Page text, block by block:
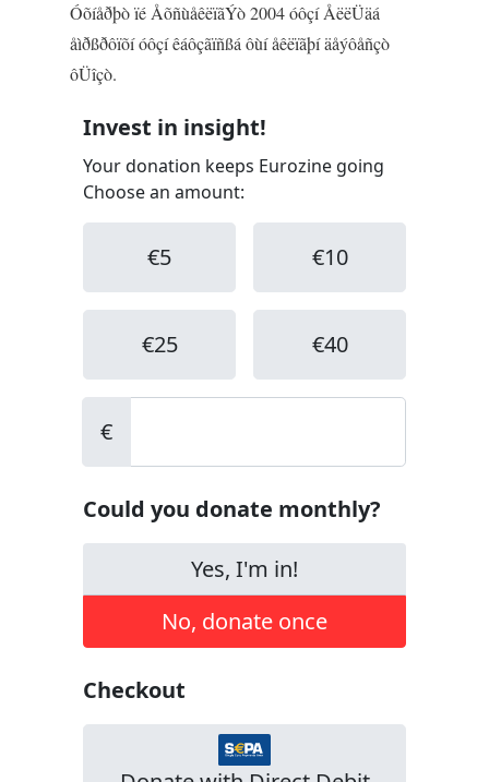
Óõíåðþò ïé ÅõñùåêëïãÝò 2004 óôçí ÅëëÜäá
åìðßðôïõí óôçí êáôçãïñßá ôùí åêëïãþí äåýôåñçò
ôÜîçò.